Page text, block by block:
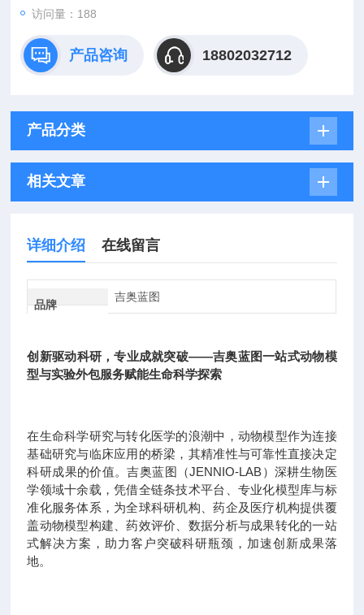
访问量：188
产品咨询 18802032712
产品分类
相关文章
详细介绍 在线留言
品牌
吉奥蓝图
创新驱动科研，专业成就突破——吉奥蓝图一站式动物模
型与实验外包服务赋能生命科学探索
在生命科学研究与转化医学的浪潮中，动物模型作为连接
基础研究与临床应用的桥梁，其精准性与可靠性直接决定
科研成果的价值。吉奥蓝图（JENNIO-LAB）深耕生物医
学领域十余载，凭借全链条技术平台、专业化模型库与标
准化服务体系，为全球科研机构、药企及医疗机构提供覆
盖动物模型构建、药效评价、数据分析与成果转化的一站
式解决方案，助力客户突破科研瓶颈，加速创新成果落
地。